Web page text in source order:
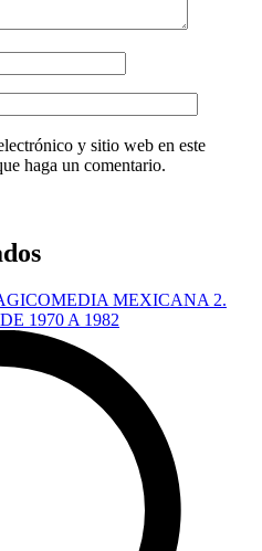
y sitio web en este
haga un comentario.